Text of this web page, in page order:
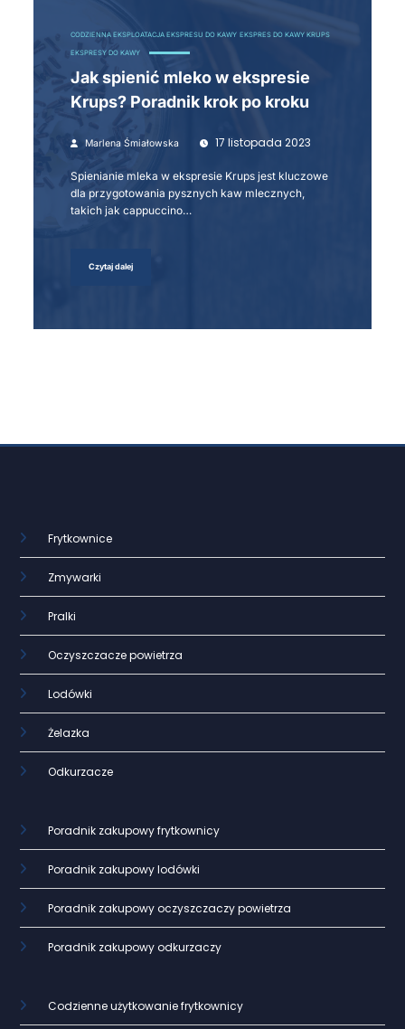
CODZIENNA EKSPLOATACJA EKSPRESU DO KAWY EKSPRES DO KAWY KRUPS
EKSPRESY DO KAWY
Jak spienić mleko w ekspresie
Krups? Poradnik krok po kroku
Marlena Śmiałowska 17 listopada 2023
Spienianie mleka w ekspresie Krups jest kluczowe
dla przygotowania pysznych kaw mlecznych,
takich jak cappuccino…
Czytaj dalej
Frytkownice
Zmywarki
Pralki
Oczyszczacze powietrza
Lodówki
Żelazka
Odkurzacze
Poradnik zakupowy frytkownicy
Poradnik zakupowy lodówki
Poradnik zakupowy oczyszczaczy powietrza
Poradnik zakupowy odkurzaczy
Codzienne użytkowanie frytkownicy